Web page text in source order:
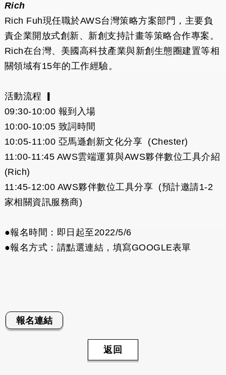
Rich
Rich Fuh現任職於AWS台灣策略方案部門，主要負
責企業開放式創新、新創支持計畫等策略合作專案。
Rich在台灣、美國高科技產業與新創生態圈建置等相
關領域有15年的工作經驗。
活動流程 ▎
09:30-10:00 報到入場
10:00-10:05 致詞時間
10:05-11:00 亞馬遜創新文化分享 (Chester)
11:00-11:45 AWS雲端運算與AWS夥伴數位工具介紹
(Rich)
11:45-12:00 AWS夥伴數位工具分享 (預計邀請1-2
家相關資訊服務商)
●報名時間：即日起至2022/5/6
●報名方式：請點選連結，填寫GOOGLE表單
報名連結
返回